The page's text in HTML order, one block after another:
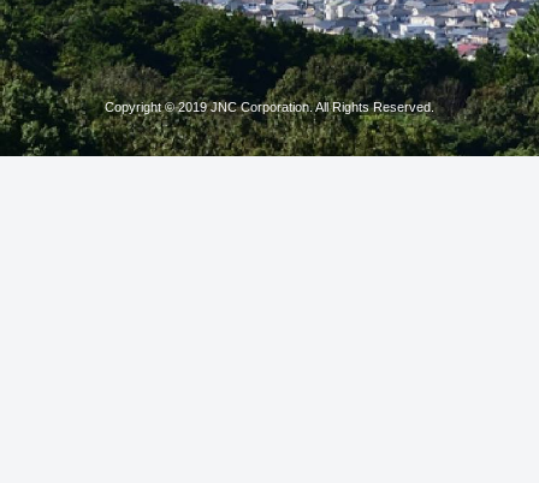
Copyright © 2019 JNC Corporation. All Rights Reserved.